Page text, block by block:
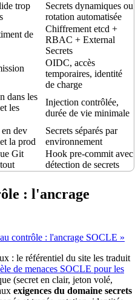
trop
Secrets dynamiques ou
rotation automatisée
de
Chiffrement etcd +
RBAC + External
Secrets
OIDC, accès
temporaires, identité
de charge
dans les
les
Injection contrôlée,
durée de vie minimale
dev
la prod
Secrets séparés par
environnement
Git
Hook pre-commit avec
détection de secrets
: l'ancrage
contrôle : l'ancrage SOCLE »
: le référentiel du site les traduit
de menaces SOCLE pour les
(secret en clair, jeton volé,
exigences du domaine secrets